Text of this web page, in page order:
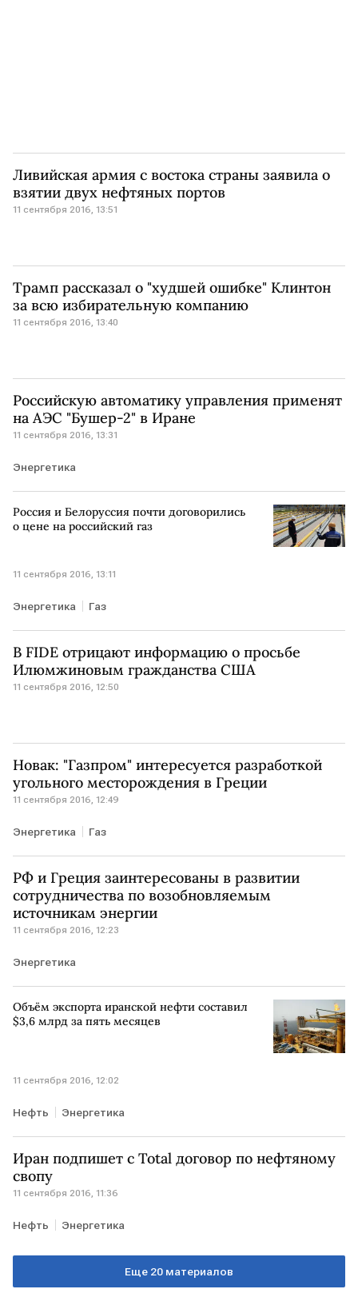
Ливийская армия с востока страны заявила о
взятии двух нефтяных портов
11 сентября 2016, 13:51
Трамп рассказал о "худшей ошибке" Клинтон
за всю избирательную компанию
11 сентября 2016, 13:40
Российскую автоматику управления применят
на АЭС "Бушер-2" в Иране
11 сентября 2016, 13:31
Энергетика
Россия и Белоруссия почти договорились
о цене на российский газ
11 сентября 2016, 13:11
Энергетика Газ
В FIDE отрицают информацию о просьбе
Илюмжиновым гражданства США
11 сентября 2016, 12:50
Новак: "Газпром" интересуется разработкой
угольного месторождения в Греции
11 сентября 2016, 12:49
Энергетика Газ
РФ и Греция заинтересованы в развитии
сотрудничества по возобновляемым
источникам энергии
11 сентября 2016, 12:23
Энергетика
Объём экспорта иранской нефти составил
$3,6 млрд за пять месяцев
11 сентября 2016, 12:02
Нефть Энергетика
Иран подпишет с Total договор по нефтяному
свопу
11 сентября 2016, 11:36
Нефть Энергетика
Еще 20 материалов